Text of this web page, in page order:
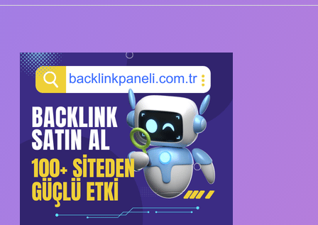
SIDEBAR